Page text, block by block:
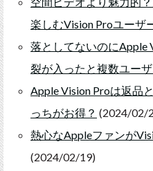
楽しむVision Proユーザ
落としてないのにApple
裂が入ったと複数ユー
Apple Vision Proは返品
っちがお得？ (2024/02/
熱心なAppleファンが
(2024/02/19)